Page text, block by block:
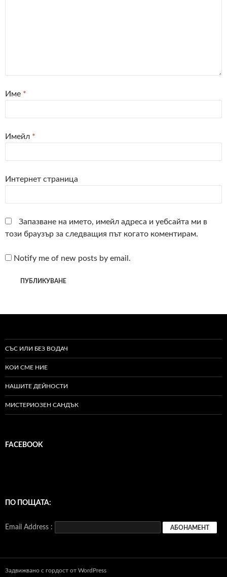
Име *
Имейл *
Интернет страница
Запазване на името, имейл адреса и уебсайта ми в
този браузър за следващия път когато коментирам.
Notify me of new posts by email.
СЪС ИЛИ БЕЗ ВОДАЧ
КОИ СМЕ НИЕ
НАШИТЕ ДЕЙНОСТИ
МИСТЕРИОЗЕН САНДЪК
FACEBOOK
ПО ПОЩАТА:
Email Address :
Задвижвано с гордост от WordPress